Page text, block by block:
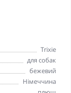
Trixie
для собак
бежевий
Німеччина